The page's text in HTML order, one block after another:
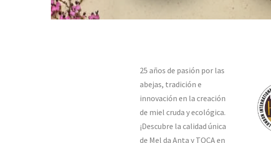
25 años de pasión por las
abejas, tradición e
innovación en la creación
de miel cruda y ecológica.
¡Descubre la calidad única
de Mel da Anta y TOCA en